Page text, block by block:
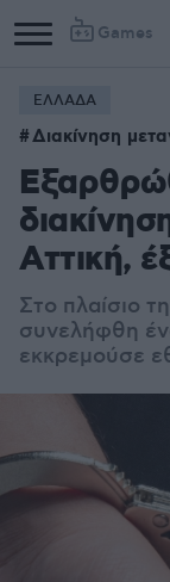
Games
ΕΛΛΑΔΑ
Διακίνηση
Αττική,
Στο πλαίσιο
συνελήφθη
εκκρεμούσε